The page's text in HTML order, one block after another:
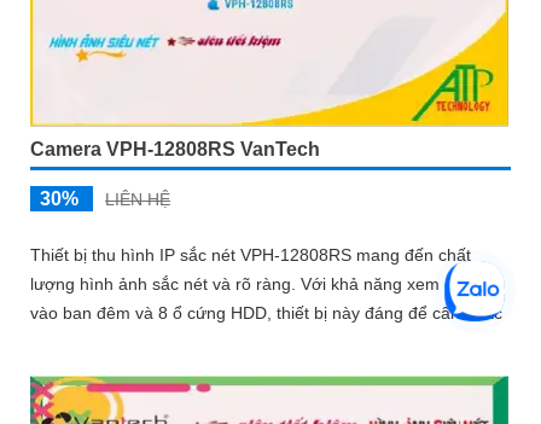
Camera VPH-12808RS VanTech
30% LIÊN HỆ
Thiết bị thu hình IP sắc nét VPH-12808RS mang đến chất
lượng hình ảnh sắc nét và rõ ràng. Với khả năng xem được
vào ban đêm và 8 ổ cứng HDD, thiết bị này đáng để cân nhắc